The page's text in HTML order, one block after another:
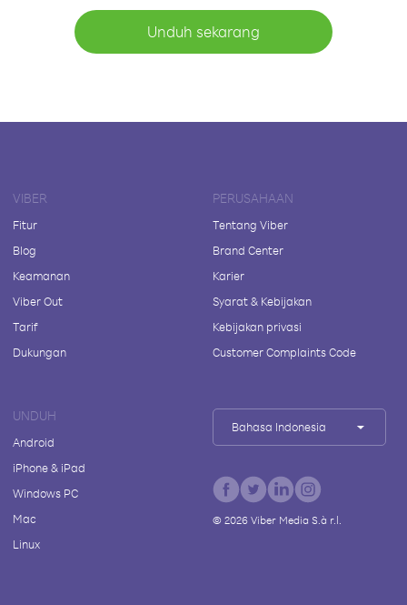
Unduh sekarang
VIBER
Fitur
Blog
Keamanan
Viber Out
Tarif
Dukungan
PERUSAHAAN
Tentang Viber
Brand Center
Karier
Syarat & Kebijakan
Kebijakan privasi
Customer Complaints Code
UNDUH
Android
iPhone & iPad
Windows PC
Mac
Linux
Bahasa Indonesia
© 2026Viber Media S.à r.l.